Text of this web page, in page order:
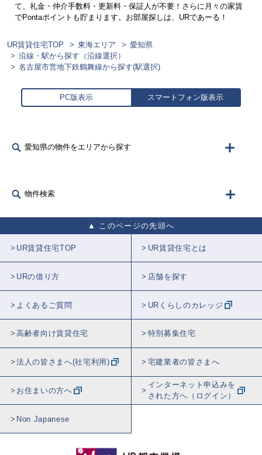
て、礼金・仲介手数料・更新料・保証人が不要！さらに月々の家賃
でPontaポイントも貯まります。お部屋探しは、URであーる！
UR賃貸住宅TOP 東海エリア
愛知県
沿線・駅から探す（沿線選択）
名古屋市営地下鉄鶴舞線から探す(駅選択)
PC版表示 スマートフォン版表示
愛知県の物件をエリアから探す
物件検索
このページの先頭へ
UR賃貸住宅TOP UR賃貸住宅とは
URの借り方 店舗を探す
よくあるご質問 URくらしのカレッジ
高齢者向け賃貸住宅 特別募集住宅
法人の皆さまへ(社宅利用) 宅建業者の皆さまへ
お住まいの方へ
インターネット申込みを
された方へ（ログイン）
Non Japanese